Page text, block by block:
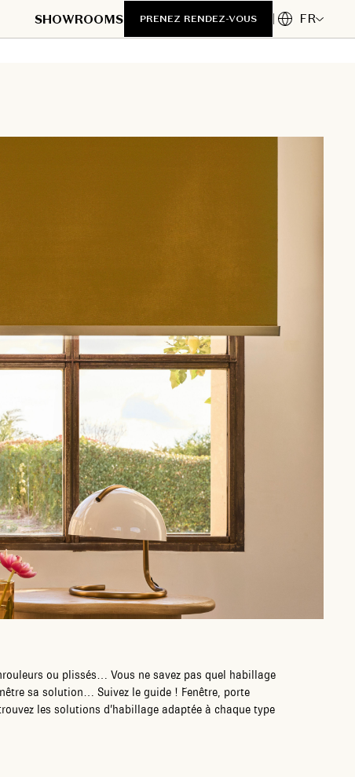
SHOWROOMS PRENEZ RENDEZ-VOUS FR
ou plissés… Vous ne savez pas quel habillage
sa solution… Suivez le guide ! Fenêtre, porte
les solutions d’habillage adaptée à chaque type